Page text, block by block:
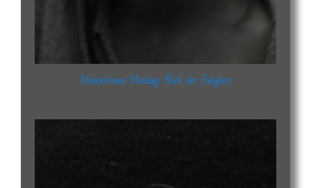
Monochrome Monday: Blick der Ewigkeit